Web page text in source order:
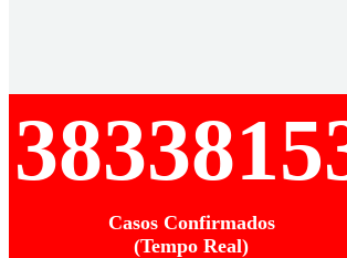
Casos Confirmados
(Tempo Real)